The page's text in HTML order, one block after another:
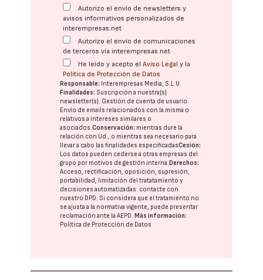
Autorizo el envío de newsletters y
avisos informativos personalizados de
interempresas.net
Autorizo el envío de comunicaciones
de terceros vía interempresas.net
He leído y acepto elAviso Legal y la
Política de Protección de Datos
Responsable: Interempresas Media, S.L.U.
Finalidades: Suscripción a nuestra(s)
newsletter(s). Gestión de cuenta de usuario.
Envío de emails relacionados con la misma o
relativos a intereses similares o
asociados.Conservación: mientras dure la
relación con Ud., o mientras sea necesario para
llevar a cabo las finalidades especificadasCesión:
Los datos pueden cederse a otras empresas del
grupo por motivos de gestión interna.Derechos:
Acceso, rectificación, oposición, supresión,
portabilidad, limitación del tratatamiento y
decisiones automatizadas: contacte con
nuestro DPD. Si considera que el tratamiento no
se ajusta a la normativa vigente, puede presentar
reclamación ante laAEPD.Más información:
Política de Protección de Datos